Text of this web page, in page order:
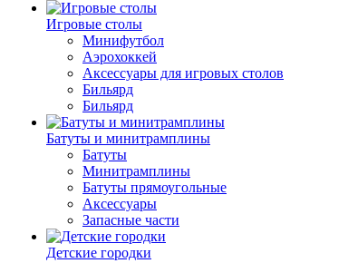
Игровые столы
Минифутбол
Аэрохоккей
Аксессуары для игровых столов
Бильяpд
Бильяpд
Батуты и минитрамплины
Батуты
Минитрамплины
Батуты прямоугольные
Аксессуары
Запасные части
Детские городки